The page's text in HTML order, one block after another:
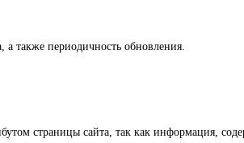
а также периодичность обновления.
страницы сайта, так как информация,